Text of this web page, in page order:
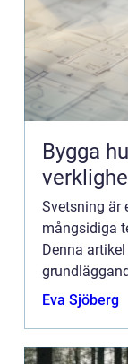
Bygga hus från
Svetsning är
mångsidiga
Denna
typer av
Eva Sjöberg